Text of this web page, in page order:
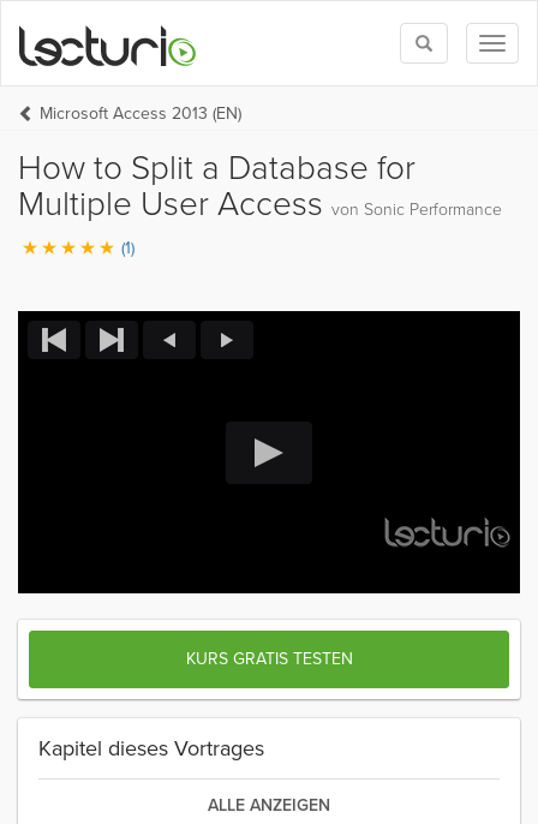
Toggle
search
Microsoft Access 2013 (EN)
How to Split a Database for
Multiple User Access von Sonic Performance
(1)
KURS GRATIS TESTEN
Kapitel dieses Vortrages
ALLE ANZEIGEN